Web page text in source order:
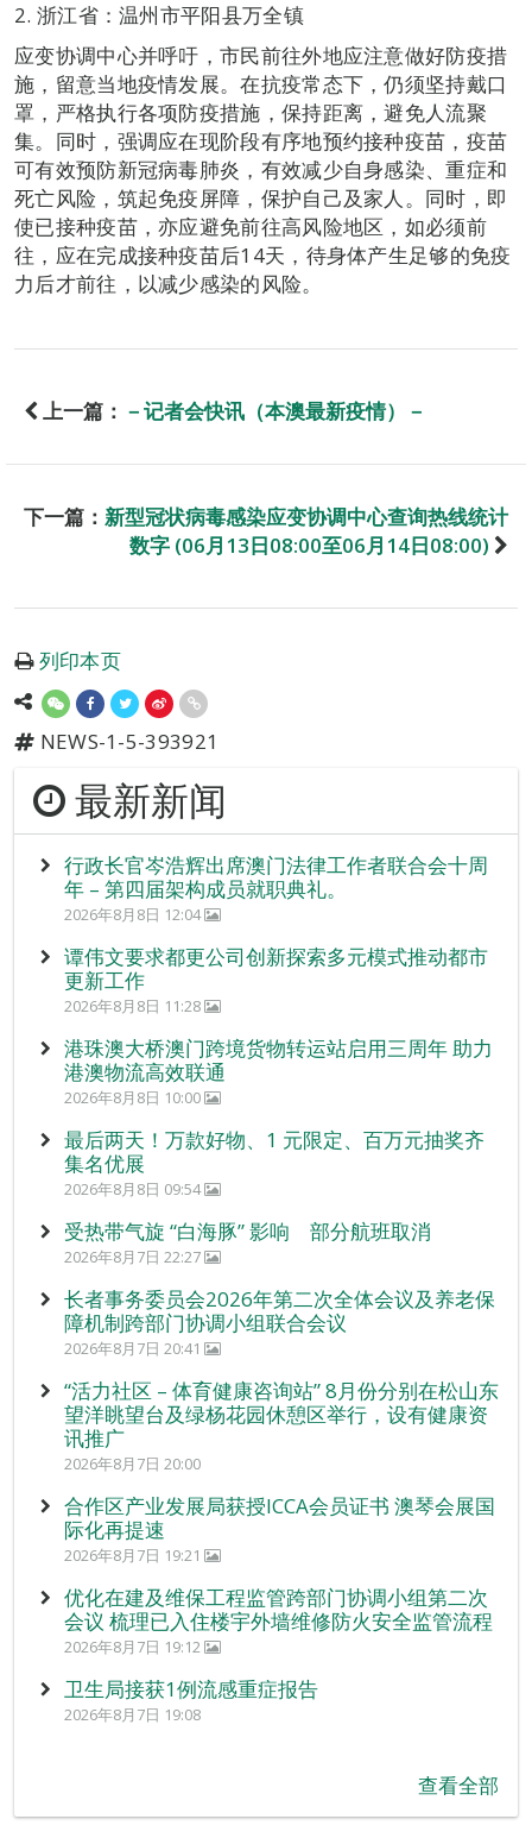
2. 浙江省：温州市平阳县万全镇
应变协调中心并呼吁，市民前往外地应注意做好防疫措
施，留意当地疫情发展。在抗疫常态下，仍须坚持戴口
罩，严格执行各项防疫措施，保持距离，避免人流聚
集。同时，强调应在现阶段有序地预约接种疫苗，疫苗
可有效预防新冠病毒肺炎，有效减少自身感染、重症和
死亡风险，筑起免疫屏障，保护自己及家人。同时，即
使已接种疫苗，亦应避免前往高风险地区，如必须前
往，应在完成接种疫苗后14天，待身体产生足够的免疫
力后才前往，以减少感染的风险。
上一篇： －记者会快讯（本澳最新疫情）－
下一篇： 新型冠状病毒感染应变协调中心查询热线统计
数字 (06月13日08:00至06月14日08:00)
列印本页
NEWS-1-5-393921
最新新闻
行政长官岑浩辉出席澳门法律工作者联合会十周
年 – 第四届架构成员就职典礼。
2026年8月8日 12:04
谭伟文要求都更公司创新探索多元模式推动都市
更新工作
2026年8月8日 11:28
港珠澳大桥澳门跨境货物转运站启用三周年 助力
港澳物流高效联通
2026年8月8日 10:00
最后两天！万款好物、1 元限定、百万元抽奖齐
集名优展
2026年8月8日 09:54
受热带气旋 “白海豚” 影响 部分航班取消
2026年8月7日 22:27
长者事务委员会2026年第二次全体会议及养老保
障机制跨部门协调小组联合会议
2026年8月7日 20:41
“活力社区 – 体育健康咨询站” 8月份分别在松山东
望洋眺望台及绿杨花园休憩区举行，设有健康资
讯推广
2026年8月7日 20:00
合作区产业发展局获授ICCA会员证书 澳琴会展国
际化再提速
2026年8月7日 19:21
优化在建及维保工程监管跨部门协调小组第二次
会议 梳理已入住楼宇外墙维修防火安全监管流程
2026年8月7日 19:12
卫生局接获1例流感重症报告
2026年8月7日 19:08
查看全部